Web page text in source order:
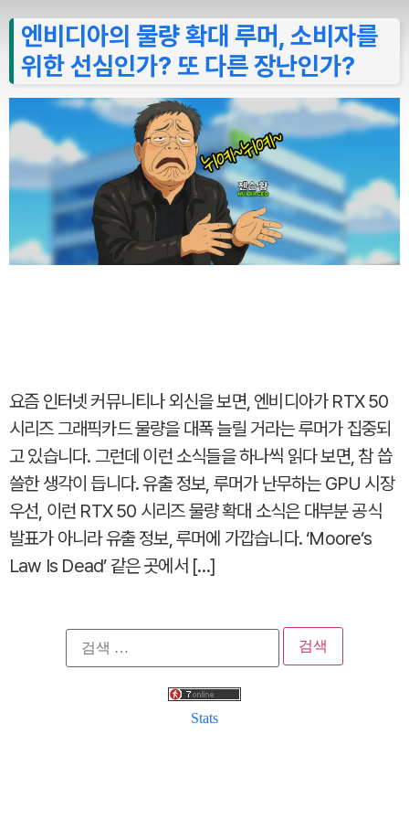
엔비디아의 물량 확대 루머, 소비자를
위한 선심인가? 또 다른 장난인가?
요즘 인터넷 커뮤니티나 외신을 보면, 엔비디아가 RTX 50
시리즈 그래픽카드 물량을 대폭 늘릴 거라는 루머가 집중되
고 있습니다. 그런데 이런 소식들을 하나씩 읽다 보면, 참 씁
쓸한 생각이 듭니다. 유출 정보, 루머가 난무하는 GPU 시장
우선, 이런 RTX 50 시리즈 물량 확대 소식은 대부분 공식
발표가 아니라 유출 정보, 루머에 가깝습니다. ‘Moore’s
Law Is Dead’ 같은 곳에서 […]
검
색:
Stats